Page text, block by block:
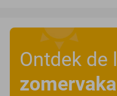
Ontdek de